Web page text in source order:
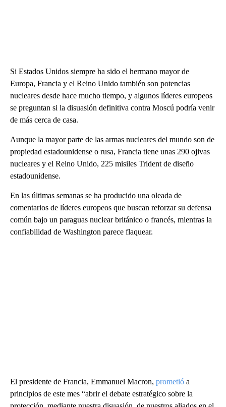
Si Estados Unidos siempre ha sido el hermano mayor de
Europa, Francia y el Reino Unido también son potencias
nucleares desde hace mucho tiempo, y algunos líderes europeos
se preguntan si la disuasión definitiva contra Moscú podría venir
de más cerca de casa.
Aunque la mayor parte de las armas nucleares del mundo son de
propiedad estadounidense o rusa, Francia tiene unas 290 ojivas
nucleares y el Reino Unido, 225 misiles Trident de diseño
estadounidense.
En las últimas semanas se ha producido una oleada de
comentarios de líderes europeos que buscan reforzar su defensa
común bajo un paraguas nuclear británico o francés, mientras la
confiabilidad de Washington parece flaquear.
El presidente de Francia, Emmanuel Macron, prometió a
principios de este mes “abrir el debate estratégico sobre la